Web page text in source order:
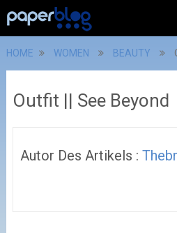
HOME WOMEN BEAUTY
Outfit || See Beyond
Autor Des Artikels :